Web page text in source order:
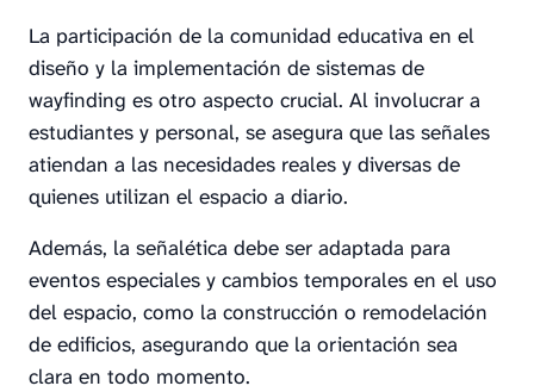
La participación de la comunidad educativa en el
diseño y la implementación de sistemas de
wayfinding es otro aspecto crucial. Al involucrar a
estudiantes y personal, se asegura que las señales
atiendan a las necesidades reales y diversas de
quienes utilizan el espacio a diario.
Además, la señalética debe ser adaptada para
eventos especiales y cambios temporales en el uso
del espacio, como la construcción o remodelación
de edificios, asegurando que la orientación sea
clara en todo momento.